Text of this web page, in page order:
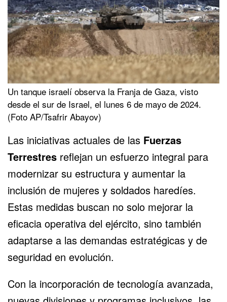
Un tanque israelí observa la Franja de Gaza, visto
desde el sur de Israel, el lunes 6 de mayo de 2024.
(Foto AP/Tsafrir Abayov)
Las iniciativas actuales de las Fuerzas
Terrestres reflejan un esfuerzo integral para
modernizar su estructura y aumentar la
inclusión de mujeres y soldados haredíes.
Estas medidas buscan no solo mejorar la
eficacia operativa del ejército, sino también
adaptarse a las demandas estratégicas y de
seguridad en evolución.
Con la incorporación de tecnología avanzada,